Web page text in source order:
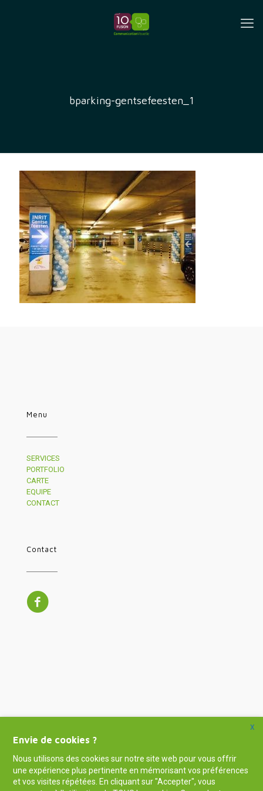
bparking-gentsefeesten_1
Menu
SERVICES
PORTFOLIO
CARTE
EQUIPE
CONTACT
Contact
X
Envie de cookies ?
Nous utilisons des cookies sur notre site web pour vous offrir
une expérience plus pertinente en mémorisant vos préférences
et vos visites répétées. En cliquant sur "Accepter", vous